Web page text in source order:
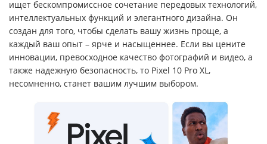
ищет бескомпромиссное сочетание передовых технологий,
интеллектуальных функций и элегантного дизайна. Он
создан для того, чтобы сделать вашу жизнь проще, а
каждый ваш опыт – ярче и насыщеннее. Если вы цените
инновации, превосходное качество фотографий и видео, а
также надежную безопасность, то Pixel 10 Pro XL,
несомненно, станет вашим лучшим выбором.